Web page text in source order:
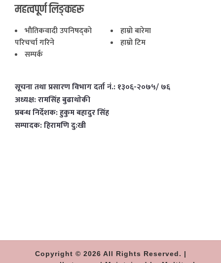
महत्वपूर्ण लिङ्कहरू
भाैतिकवादी उपनिषद्काे
परिचर्चा गरिने
हाम्राे बारेमा
हाम्राे टिम
सम्पर्क
सूचना तथा प्रसारण विभाग दर्ता नं.: १३०६-२०७५/ ७६
अध्यक्ष: रामसिंह बुढाथाेकी
प्रबन्ध निर्देशक: हुकुम बहादुर सिंह
सम्पादक: हिरामणि दु:खी
Copyright © 2026 All Rights Reserved. |